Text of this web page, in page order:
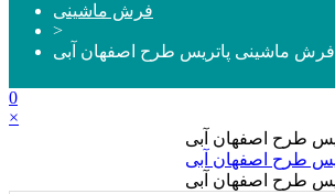
فرش ماشینی
>
فرش ماشینی پاتریس طرح اصفهان آبی
0
×